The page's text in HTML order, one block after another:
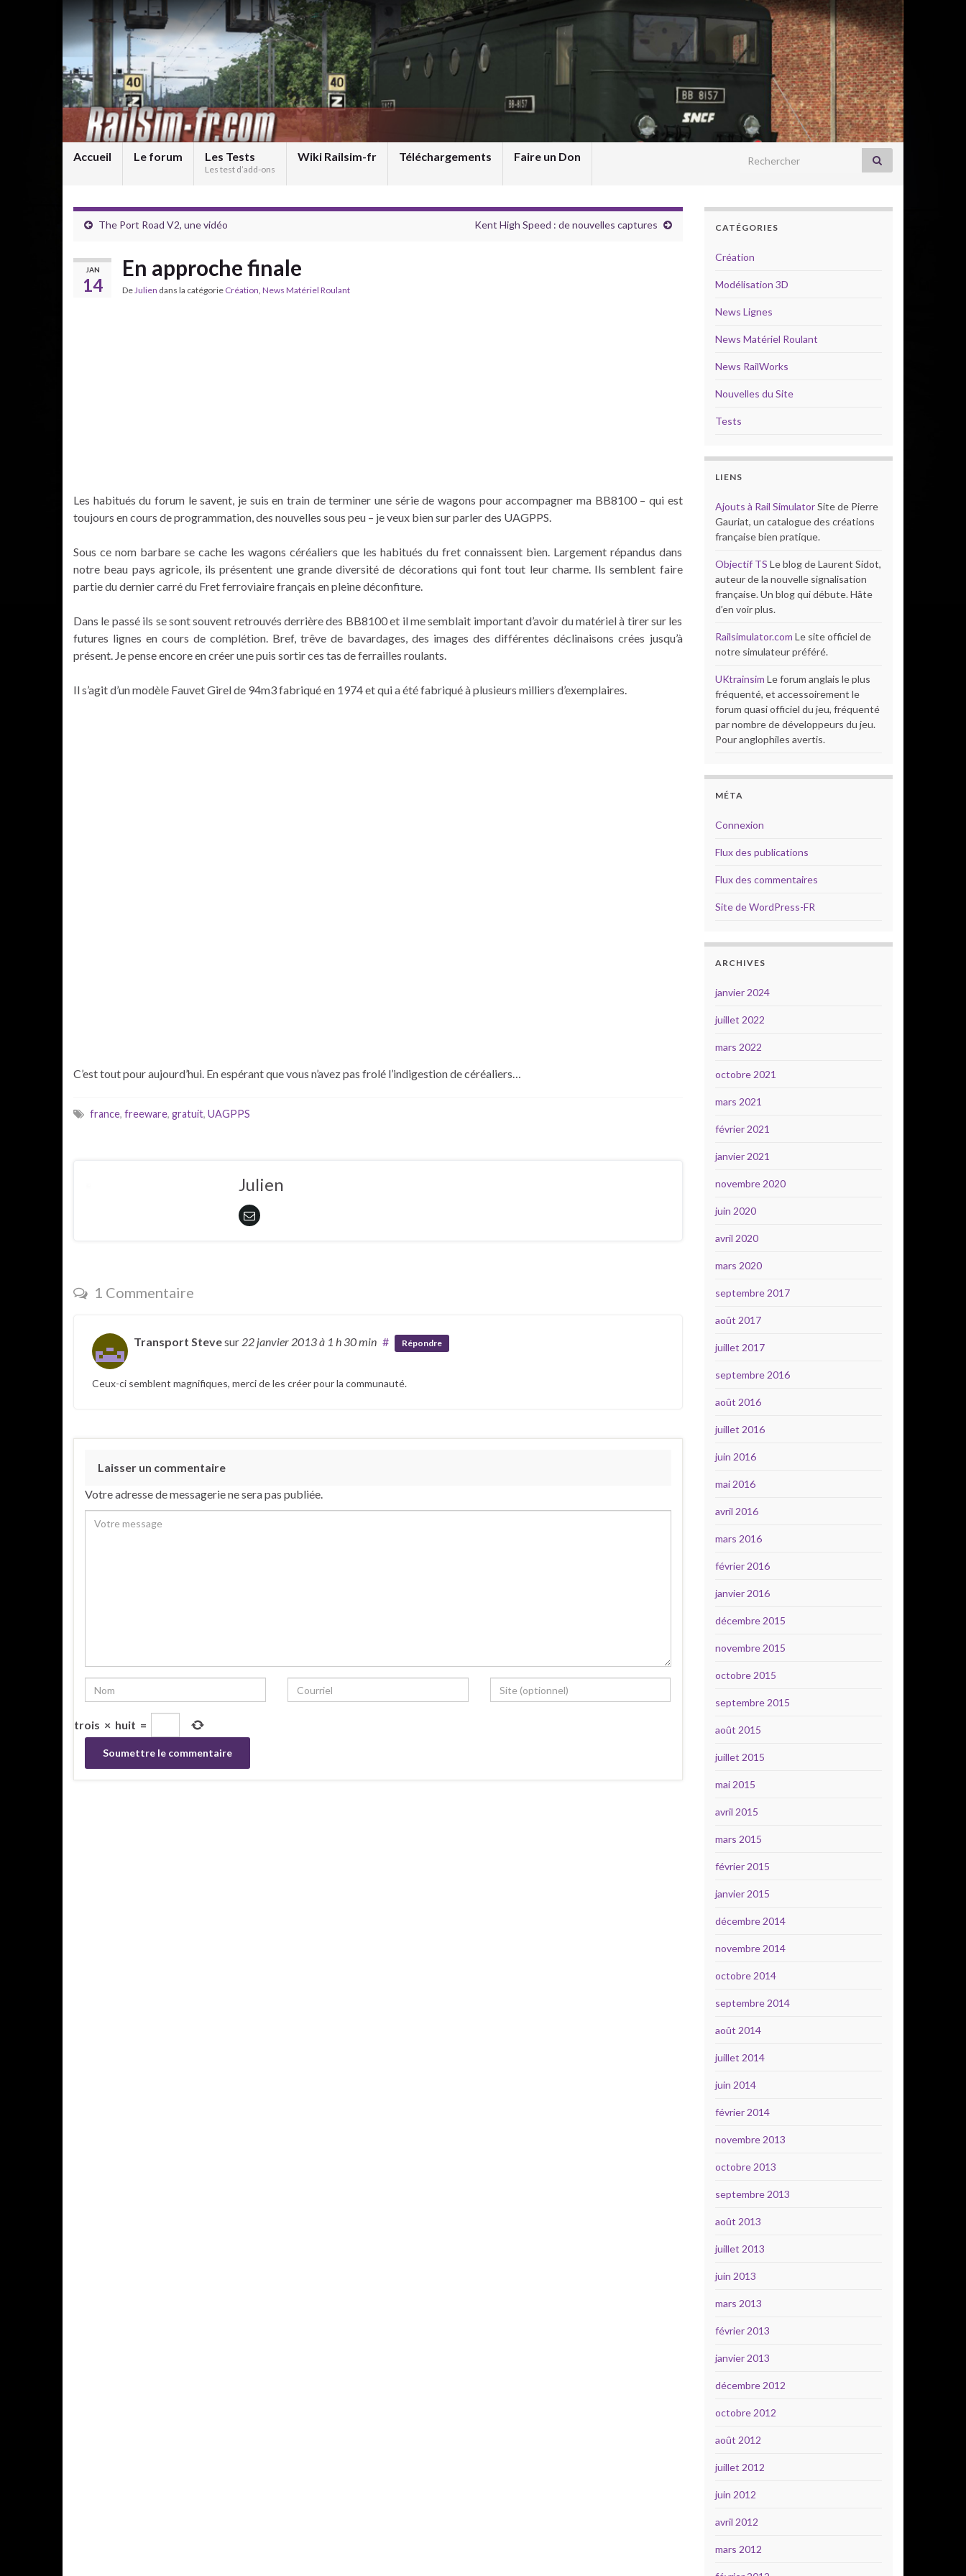
Accueil Le forum Les Tests
Les test d’add-ons
Wiki Railsim-fr Téléchargements Faire un Don Search for:
The Port Road V2, une vidéo Kent High Speed : de nouvelles captures
JAN
14
En approche finale
DeJulien dans la catégorie Création, News Matériel Roulant
Les habitués du forum le savent, je suis en train de terminer une série de wagons pour accompagner ma BB8100 – qui est
toujours en cours de programmation, des nouvelles sous peu – je veux bien sur parler des UAGPPS.
Sous ce nom barbare se cache les wagons céréaliers que les habitués du fret connaissent bien. Largement répandus dans
notre beau pays agricole, ils présentent une grande diversité de décorations qui font tout leur charme. Ils semblent faire
partie du dernier carré du Fret ferroviaire français en pleine déconfiture.
Dans le passé ils se sont souvent retrouvés derrière des BB8100 et il me semblait important d’avoir du matériel à tirer sur les
futures lignes en cours de complétion. Bref, trêve de bavardages, des images des différentes déclinaisons crées jusqu’à
présent. Je pense encore en créer une puis sortir ces tas de ferrailles roulants.
Il s’agit d’un modèle Fauvet Girel de 94m3 fabriqué en 1974 et qui a été fabriqué à plusieurs milliers d’exemplaires.
C’est tout pour aujourd’hui. En espérant que vous n’avez pas frolé l’indigestion de céréaliers…
france, freeware, gratuit, UAGPPS
Julien
1 Commentaire
Transport Stevesur 22 janvier 2013à 1 h 30 min # Répondre
Ceux-ci semblent magnifiques, merci de les créer pour la communauté.
Laisser un commentaire
Votre adresse de messagerie ne sera pas publiée.
trois × huit =
CATÉGORIES
Création
Modélisation 3D
News Lignes
News Matériel Roulant
News RailWorks
Nouvelles du Site
Tests
LIENS
Ajouts à Rail SimulatorSite de Pierre
Gauriat, un catalogue des créations
française bien pratique.
Objectif TS Le blog de Laurent Sidot,
auteur de la nouvelle signalisation
française. Un blog qui débute. Hâte
d’en voir plus.
Railsimulator.com Le site officiel de
notre simulateur préféré.
UKtrainsim Le forum anglais le plus
fréquenté, et accessoirement le
forum quasi officiel du jeu, fréquenté
par nombre de développeurs du jeu.
Pour anglophiles avertis.
MÉTA
Connexion
Flux des publications
Flux des commentaires
Site de WordPress-FR
ARCHIVES
janvier 2024
juillet 2022
mars 2022
octobre 2021
mars 2021
février 2021
janvier 2021
novembre 2020
juin 2020
avril 2020
mars 2020
septembre 2017
août 2017
juillet 2017
septembre 2016
août 2016
juillet 2016
juin 2016
mai 2016
avril 2016
mars 2016
février 2016
janvier 2016
décembre 2015
novembre 2015
octobre 2015
septembre 2015
août 2015
juillet 2015
mai 2015
avril 2015
mars 2015
février 2015
janvier 2015
décembre 2014
novembre 2014
octobre 2014
septembre 2014
août 2014
juillet 2014
juin 2014
février 2014
novembre 2013
octobre 2013
septembre 2013
août 2013
juillet 2013
juin 2013
mars 2013
février 2013
janvier 2013
décembre 2012
octobre 2012
août 2012
juillet 2012
juin 2012
avril 2012
mars 2012